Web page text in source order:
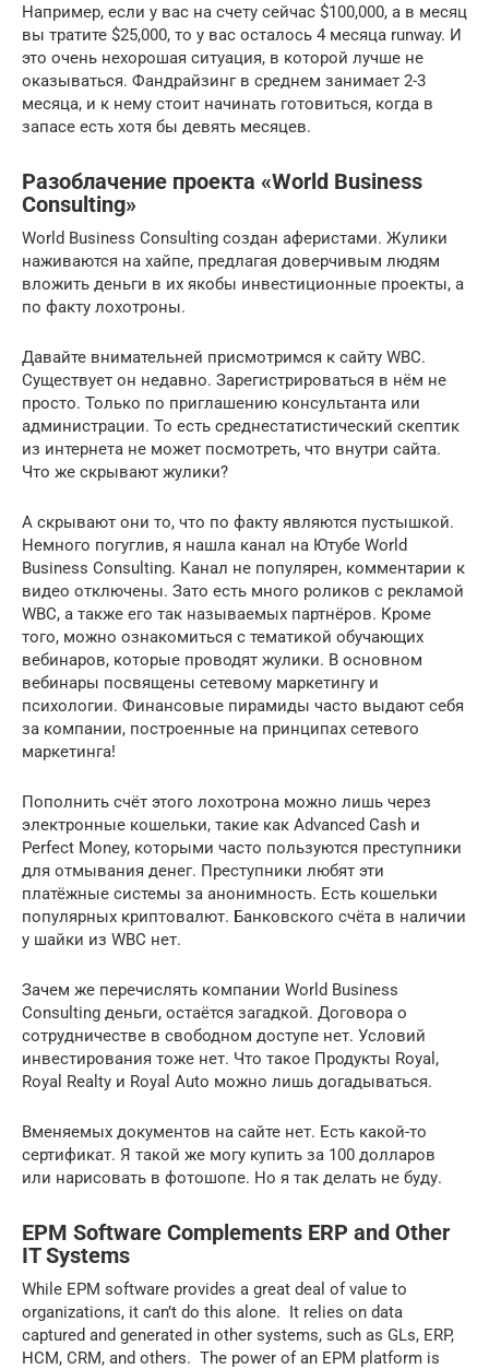
Например, если у вас на счету сейчас $100,000, а в месяц
вы тратите $25,000, то у вас осталось 4 месяца runway. И
это очень нехорошая ситуация, в которой лучше не
оказываться. Фандрайзинг в среднем занимает 2-3
месяца, и к нему стоит начинать готовиться, когда в
запасе есть хотя бы девять месяцев.
Разоблачение проекта «World Business
Consulting»
World Business Consulting создан аферистами. Жулики
наживаются на хайпе, предлагая доверчивым людям
вложить деньги в их якобы инвестиционные проекты, а
по факту лохотроны.
Давайте внимательней присмотримся к сайту WBC.
Существует он недавно. Зарегистрироваться в нём не
просто. Только по приглашению консультанта или
администрации. То есть среднестатистический скептик
из интернета не может посмотреть, что внутри сайта.
Что же скрывают жулики?
А скрывают они то, что по факту являются пустышкой.
Немного погуглив, я нашла канал на Ютубе World
Business Consulting. Канал не популярен, комментарии к
видео отключены. Зато есть много роликов с рекламой
WBC, а также его так называемых партнёров. Кроме
того, можно ознакомиться с тематикой обучающих
вебинаров, которые проводят жулики. В основном
вебинары посвящены сетевому маркетингу и
психологии. Финансовые пирамиды часто выдают себя
за компании, построенные на принципах сетевого
маркетинга!
Пополнить счёт этого лохотрона можно лишь через
электронные кошельки, такие как Advanced Cash и
Perfect Money, которыми часто пользуются преступники
для отмывания денег. Преступники любят эти
платёжные системы за анонимность. Есть кошельки
популярных криптовалют. Банковского счёта в наличии
у шайки из WBC нет.
Зачем же перечислять компании World Business
Consulting деньги, остаётся загадкой. Договора о
сотрудничестве в свободном доступе нет. Условий
инвестирования тоже нет. Что такое Продукты Royal,
Royal Realty и Royal Auto можно лишь догадываться.
Вменяемых документов на сайте нет. Есть какой-то
сертификат. Я такой же могу купить за 100 долларов
или нарисовать в фотошопе. Но я так делать не буду.
EPM Software Complements ERP and Other
IT Systems
While EPM software provides a great deal of value to
organizations, it can’t do this alone. It relies on data
captured and generated in other systems, such as GLs, ERP,
HCM, CRM, and others. The power of an EPM platform is